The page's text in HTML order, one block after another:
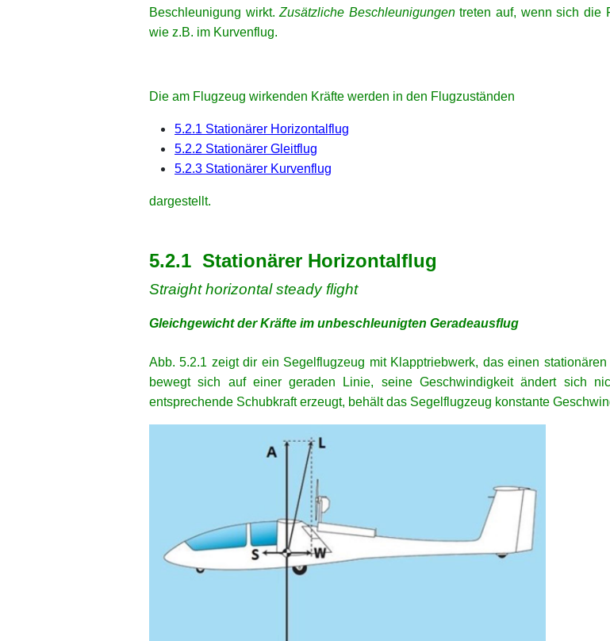
Beschleunigung wirkt.Zusätzliche Beschleunigungentreten auf, wenn sich die
wie z.B. im Kurvenflug.
Die am Flugzeug wirkenden Kräfte werden in den Flugzuständen
5.2.1 Stationärer Horizontalflug
5.2.2 Stationärer Gleitflug
5.2.3 Stationärer Kurvenflug
dargestellt.
5.2.1 Stationärer Horizontalflug
Straight horizontal steady flight
Gleichgewicht der Kräfte im unbeschleunigten Geradeausflug
Abb. 5.2.1 zeigt dir ein Segelflugzeug mit Klapptriebwerk, das einen
bewegt sich auf einer geraden Linie, seine Geschwindigkeit ändert sich
entsprechende Schubkraft erzeugt, behält das Segelflugzeug konstante